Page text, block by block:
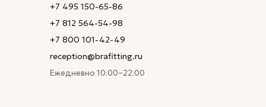
+7 495 150-65-86
+7 812 564-54-98
+7 800 101-42-49
reception@brafitting.ru
Ежедневно 10:00–22:00